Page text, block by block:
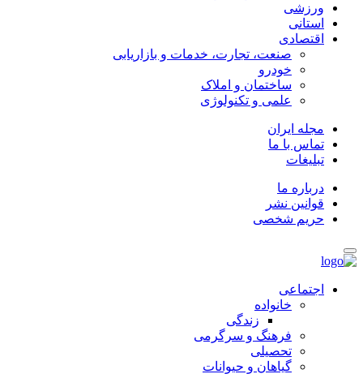
ورزشی
استانی
اقتصادی
صنعت، تجارت، خدمات و بازاریابی
خودرو
ساختمان و املاک
علمی و تکنولوژی
مجله ایران
تماس با ما
تبلیغات
درباره ما
قوانین نشر
حریم شخصی
اجتماعی
خانواده
زندگی
فرهنگ و سرگرمی
تحصیلی
گیاهان و حیوانات